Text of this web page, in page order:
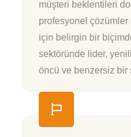
müşteri beklentileri
profesyonel çözümler
için belirgin bir
sektöründe lider,
öncü ve benzersiz bir